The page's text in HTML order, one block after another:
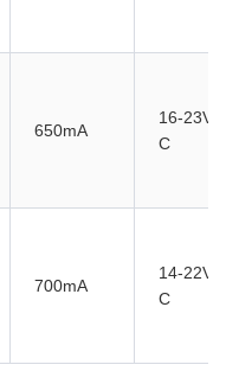
650mA
16-23VD
C
700mA
14-22VD
C